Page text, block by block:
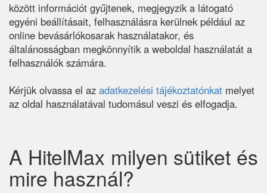
között információt gyűjtenek, megjegyzik a látogató
egyéni beállításait, felhasználásra kerülnek például az
online bevásárlókosarak használatakor, és
általánosságban megkönnyítik a weboldal használatát a
felhasználók számára.
Kérjük olvassa el az adatkezelési tájékoztatónkat melyet
az oldal használatával tudomásul veszi és elfogadja.
A HitelMax milyen sütiket és
mire használ?